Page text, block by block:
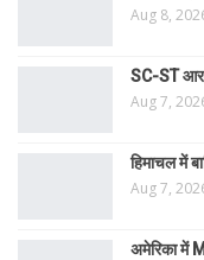
Aug 8,
SC-ST
Aug 7,
हिमाचल में
Aug 7,
अमेरिका में